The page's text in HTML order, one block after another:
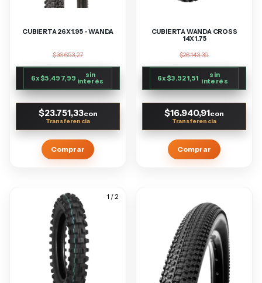
CUBIERTA 26X1.95 - WANDA
$36.653,27
6x$5.497,99 sin
interés
$23.751,33con
Comprar
CUBIERTA WANDA CROSS
14X1.75
$26.143,39
6x$3.921,51 sin
interés
$16.940,91con
Comprar
1 /2